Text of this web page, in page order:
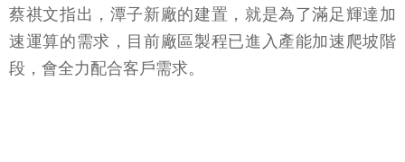
蔡祺文指出，潭子新廠的建置，就是為了滿足輝達加
速運算的需求，目前廠區製程已進入產能加速爬坡階
段，會全力配合客戶需求。